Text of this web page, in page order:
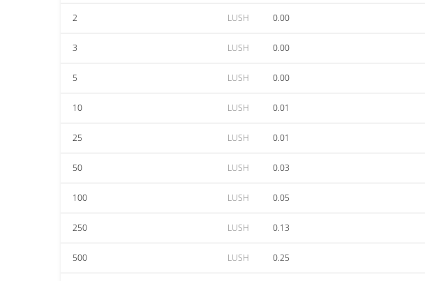
2 LUSH 0.00
3 LUSH 0.00
5 LUSH 0.00
10 LUSH 0.01
25 LUSH 0.01
50 LUSH 0.03
100 LUSH 0.05
250 LUSH 0.13
500 LUSH 0.25